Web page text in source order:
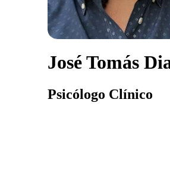
José Tomás
Psicólogo Clínico